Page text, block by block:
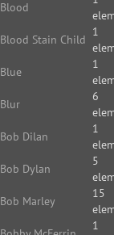
Blood
Blood Stain Child
1
Blue
1
Blur
6
Bob Dilan
1
Bob Dylan
5
Bob Marley
15
1